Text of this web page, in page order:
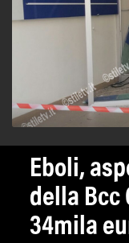
Eboli,
della Bcc
34mila